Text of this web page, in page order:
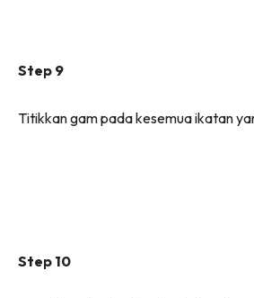
Step 9
Titikkan gam pada kesemua ikatan
Step 10